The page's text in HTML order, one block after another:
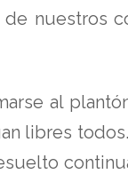
nuestros
al
libres